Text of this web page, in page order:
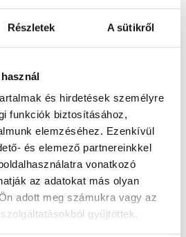
Részletek A sütikről
és hirdetések személyre
funkciók biztosításához,
elemzéséhez. Ezenkívül
és elemező partnereinkkel
vonatkozó
az adatokat más olyan
adott meg számukra vagy az
gyűjtöttek.
Laboráns orvos
V. kerület